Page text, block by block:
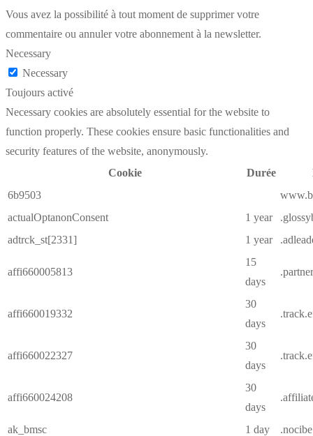
Vous avez la possibilité à tout moment de supprimer votre
commentaire ou annuler votre abonnement à la newsletter.
Necessary
Necessary
Toujours activé
Necessary cookies are absolutely essential for the website to
function properly. These cookies ensure basic functionalities and
security features of the website, anonymously.
Cookie
Durée
6b9503
actualOptanonConsent
1 year
adtrck_st[2331]
1 year
affi660005813
15
days
affi660019332
30
days
affi660022327
30
days
affi660024208
30
days
ak_bmsc 1 day